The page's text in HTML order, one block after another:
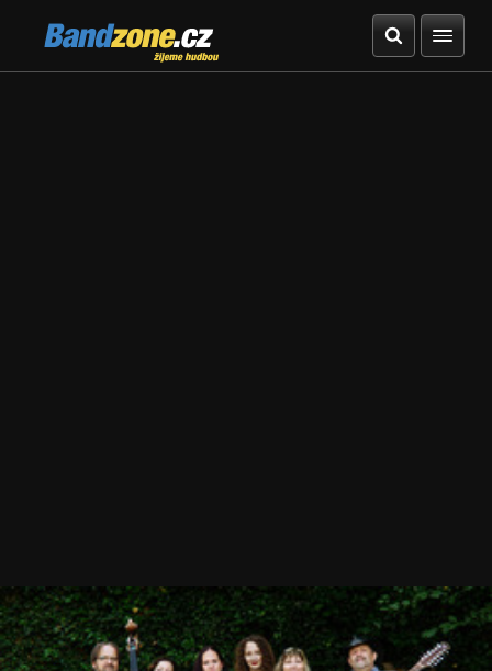
Bandzone.cz
žijeme hudbou